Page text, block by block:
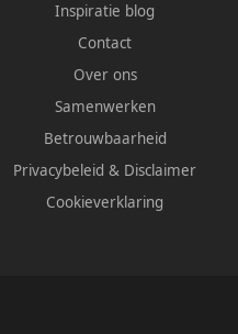
Inspiratie blog
Contact
Over ons
Samenwerken
Betrouwbaarheid
Privacybeleid & Disclaimer
Cookieverklaring